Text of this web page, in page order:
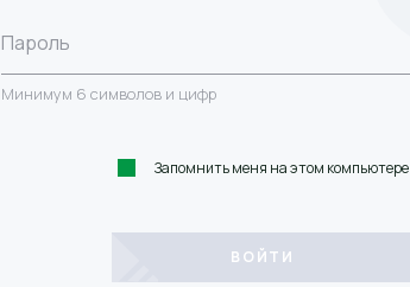
Минимум 6 символов и цифр
Запомнить меня на этом компьютере